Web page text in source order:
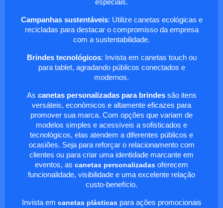
especiais.
Campanhas sustentáveis: Utilize canetas ecológicas e
recicladas para destacar o compromisso da empresa
com a sustentabilidade.
Brindes tecnológicos: Invista em canetas touch ou
para tablet, agradando públicos conectados e
modernos.
As canetas personalizadas para brindessão itens
versáteis, econômicos e altamente eficazes para
promover sua marca. Com opções que variam de
modelos simples e acessíveis a sofisticados e
tecnológicos, elas atendem a diferentes públicos e
ocasiões. Seja para reforçar o relacionamento com
clientes ou para criar uma identidade marcante em
eventos, as canetas personalizadas oferecem
funcionalidade, visibilidade e uma excelente relação
custo-benefício.
Invista em canetas plásticaspara ações promocionais